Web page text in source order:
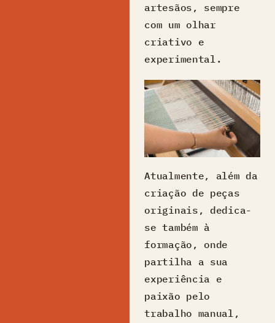
artesãos, sempre
com um olhar
criativo e
experimental.
Atualmente, além da
criação de peças
originais, dedica-
se também à
formação, onde
partilha a sua
experiência e
paixão pelo
trabalho manual,